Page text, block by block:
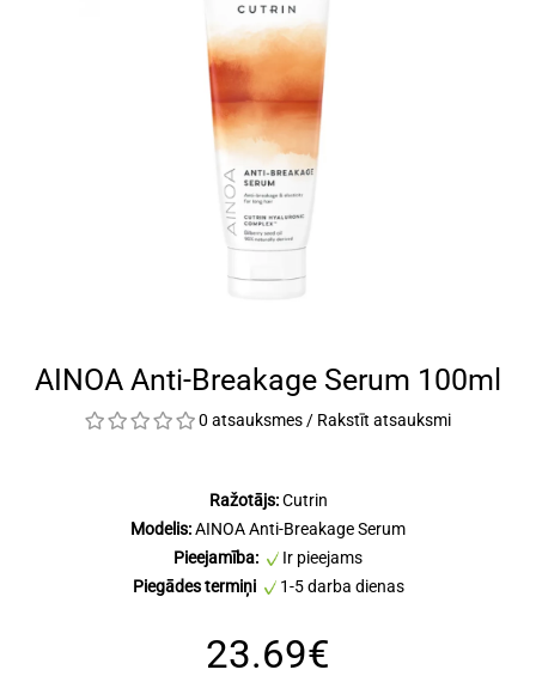
AINOA Anti-Breakage Serum 100ml
0 atsauksmes / Rakstīt atsauksmi
Ražotājs:Cutrin
Modelis:AINOA Anti-Breakage Serum
Pieejamība:
Ir pieejams
Piegādes termiņi
1-5 darba dienas
23.69€